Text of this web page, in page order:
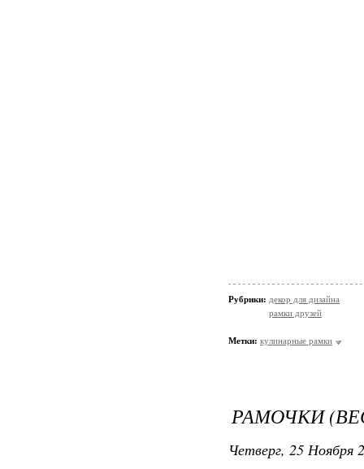
Рубрики: декор для дизайна
рамки друзей
Метки: кулинарные рамки
РАМОЧКИ
Четверг, 25 Ноября